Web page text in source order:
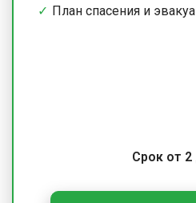
План спасения и
Срок от 2